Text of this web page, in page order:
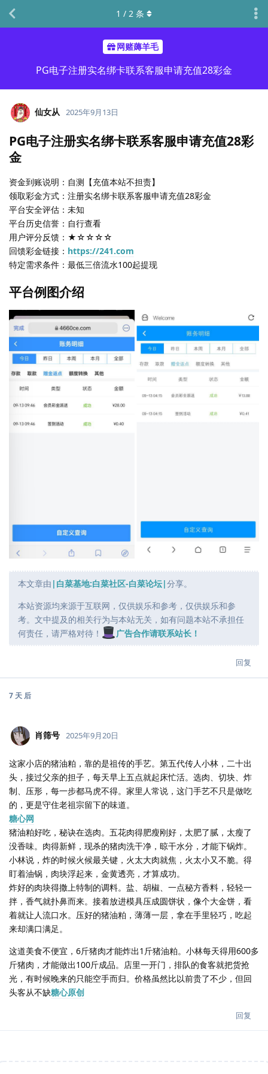
网赌薅羊毛
PG电子注册实名绑卡联系客服申请充值28彩金
1 / 2 条
仙女从 2025年9月13日
PG电子注册实名绑卡联系客服申请充值28彩
金
资金到账说明：自测【充值本站不担责】
领取彩金方式：注册实名绑卡联系客服申请充值28彩金
平台安全评估：未知
平台历史信誉：自行查看
用户评分反馈：★☆☆☆☆
回馈彩金链接： https://241.com
特定需求条件：最低三倍流水100起提现
平台例图介绍
本文章由 |白菜基地:白菜社区-白菜论坛|分享。
本站资源均来源于互联网，仅供娱乐和参考，仅供娱乐和参
考。文中提及的相关行为与本站无关，如有问题本站不承担任
何责任，请严格对待！
广告合作请联系站长！
回复
7 天 后
肖筛号 2025年9月20日
这家小店的猪油粕，靠的是祖传的手艺。第五代传人小林，二十出
头，接过父亲的担子，每天早上五点就起床忙活。选肉、切块、炸
制、压形，每一步都马虎不得。家里人常说，这门手艺不只是做吃
的，更是守住老祖宗留下的味道。
糖心网
猪油粕好吃，秘诀在选肉。五花肉得肥瘦刚好，太肥了腻，太瘦了
没香味。肉得新鲜，现杀的猪肉洗干净，晾干水分，才能下锅炸。
小林说，炸的时候火候最关键，火太大肉就焦，火太小又不脆。得
盯着油锅，肉块浮起来，金黄透亮，才算成功。
炸好的肉块得撒上特制的调料。盐、胡椒、一点秘方香料，轻轻一
拌，香气就扑鼻而来。接着放进模具压成圆饼状，像个大金饼，看
着就让人流口水。压好的猪油粕，薄薄一层，拿在手里轻巧，吃起
来却满口满足。
这道美食不便宜，6斤猪肉才能炸出1斤猪油粕。小林每天得用600多
斤猪肉，才能做出100斤成品。店里一开门，排队的食客就把货抢
光，有时候晚来的只能空手而归。价格虽然比以前贵了不少，但回
头客从不缺糖心原创
回复